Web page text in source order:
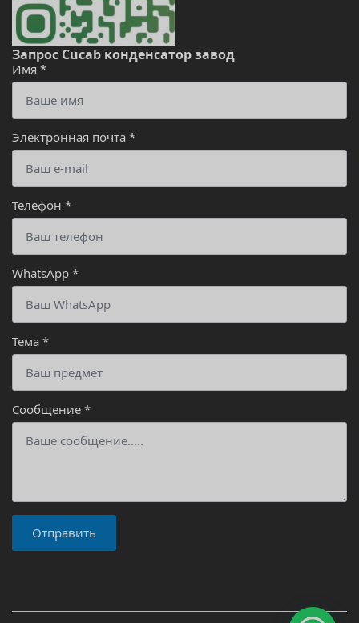
Запрос Cucab конденсатор завод
Имя *
Электронная почта *
Телефон *
WhatsApp *
Тема *
Сообщение *
Отправить